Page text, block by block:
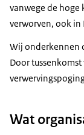
vanwege de hoge
verworven, ook in
Wij onderkennen
Door
Wat